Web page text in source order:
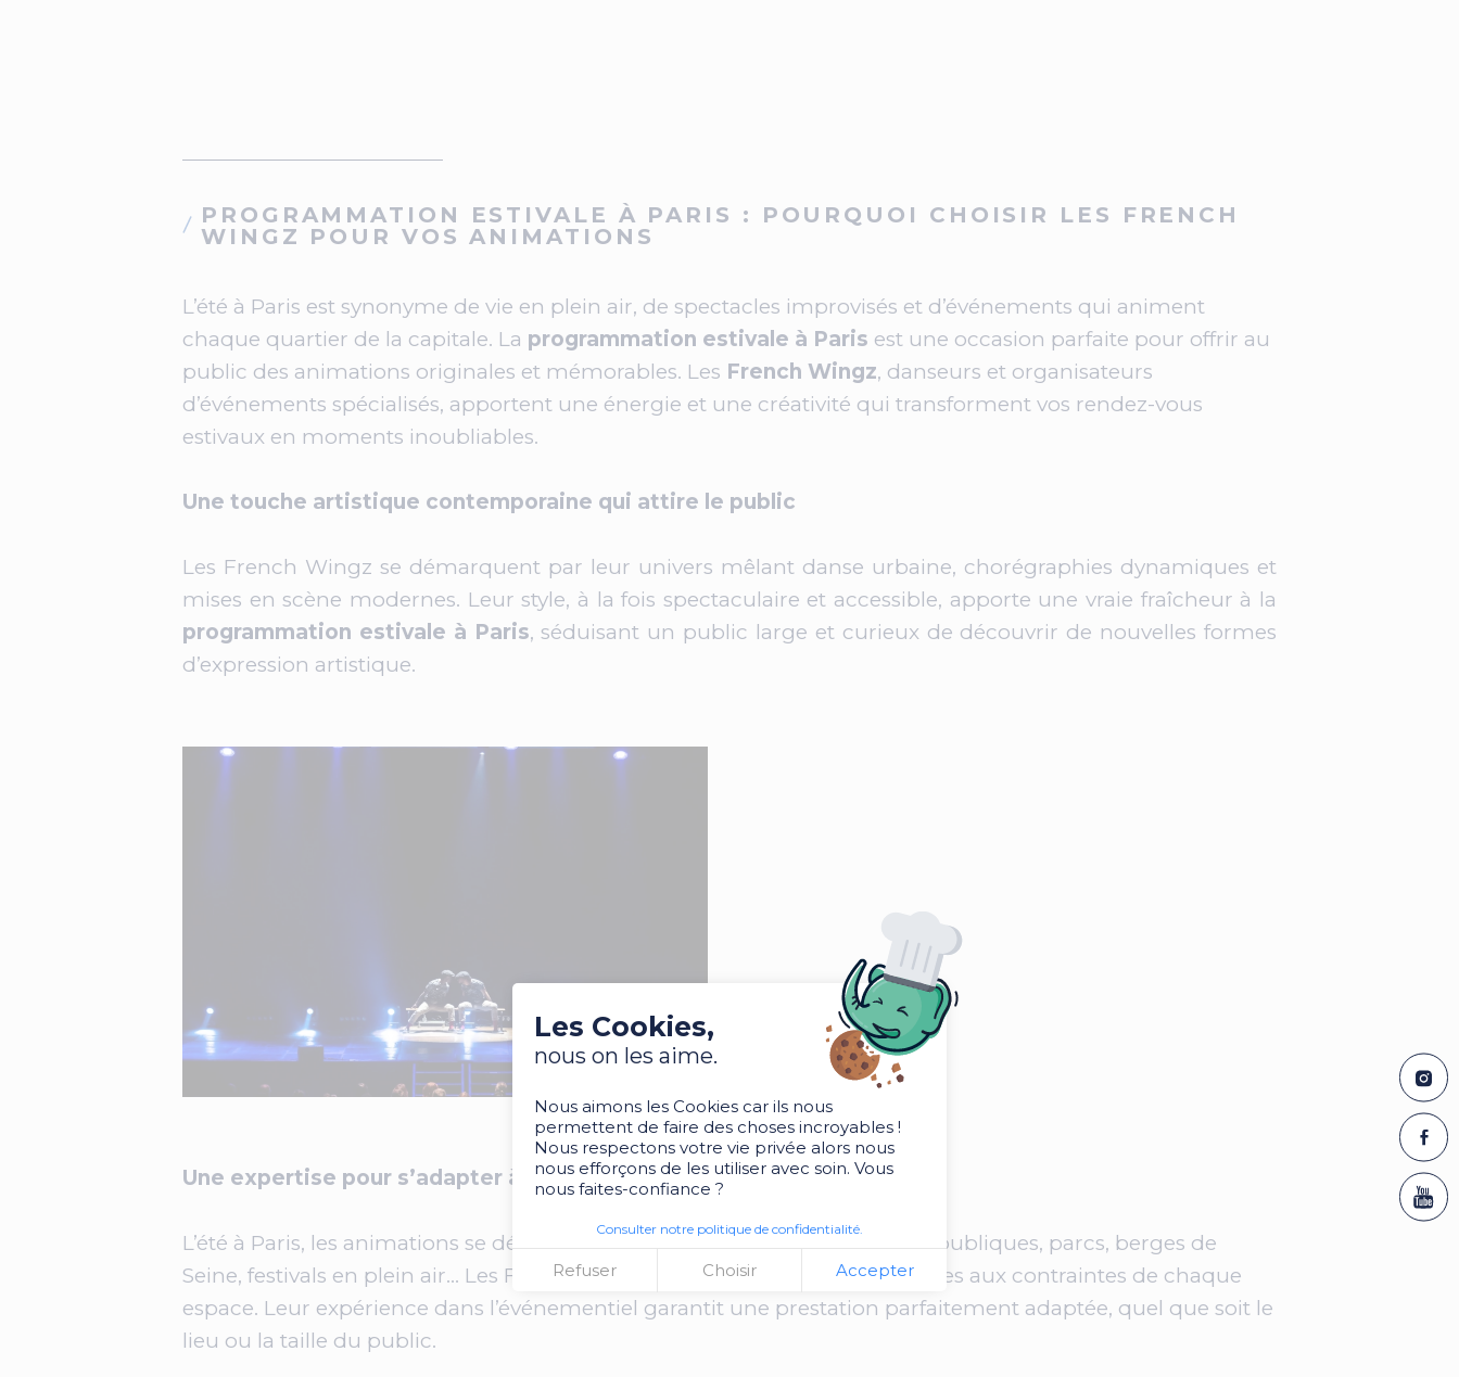
Les Cookies,
nous on les aime.
Nous aimons les Cookies car ils nous
permettent de faire des choses incroyables !
Nous respectons votre vie privée alors nous
nous efforçons de les utiliser avec soin. Vous
nous faites-confiance ?
Consulter notre politique de confidentialité.
Refuser Choisir Accepter
PROGRAMMATION ESTIVALE À PARIS : POURQUOI CHOISIR LES FRENCH
WINGZ POUR VOS ANIMATIONS
L’été à Paris est synonyme de vie en plein air, de spectacles improvisés et d’événements qui animent
chaque quartier de la capitale. La programmation estivale à Paris est une occasion parfaite pour offrir au
public des animations originales et mémorables. Les French Wingz, danseurs et organisateurs
d’événements spécialisés, apportent une énergie et une créativité qui transforment vos rendez-vous
estivaux en moments inoubliables.
Une touche artistique contemporaine qui attire le public
Les French Wingz se démarquent par leur univers mêlant danse urbaine, chorégraphies dynamiques et
mises en scène modernes. Leur style, à la fois spectaculaire et accessible, apporte une vraie fraîcheur à la
programmation estivale à Paris, séduisant un public large et curieux de découvrir de nouvelles formes
d’expression artistique.
Une expertise pour s’adapter à tout type d’événement
L’été à Paris, les animations se déroulent dans des lieux très variés : places publiques, parcs, berges de
Seine, festivals en plein air… Les French Wingz savent ajuster leurs spectacles aux contraintes de chaque
espace. Leur expérience dans l’événementiel garantit une prestation parfaitement adaptée, quel que soit le
lieu ou la taille du public.